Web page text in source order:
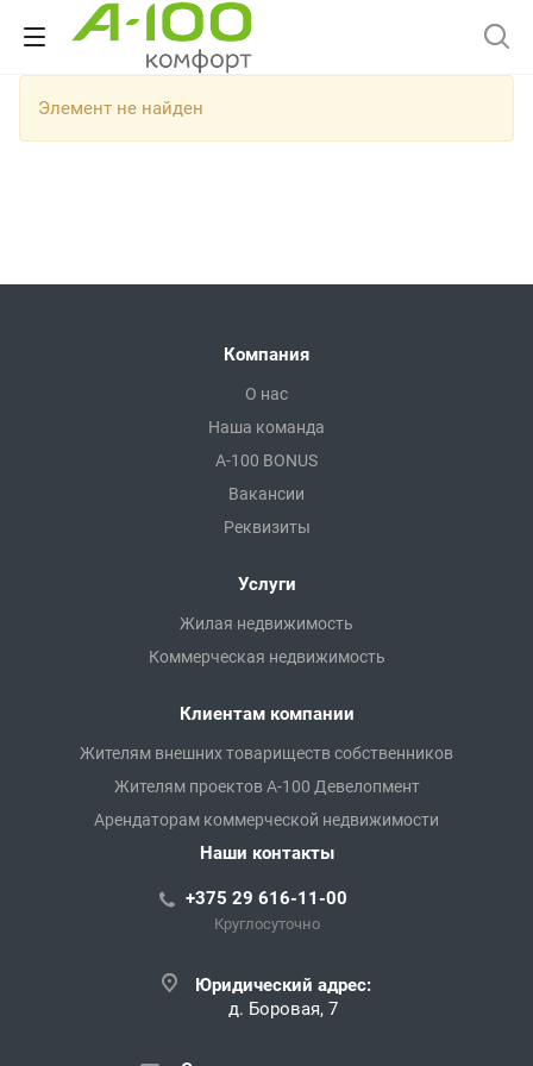
Элемент не найден
Компания
О нас
Наша команда
A-100 BONUS
Вакансии
Реквизиты
Услуги
Жилая недвижимость
Коммерческая недвижимость
Клиентам компании
Жителям внешних товариществ собственников
Жителям проектов А-100 Девелопмент
Арендаторам коммерческой недвижимости
Наши контакты
+375 29 616-11-00
Круглосуточно
Юридический адрес:
д. Боровая, 7